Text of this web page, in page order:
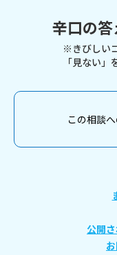
辛口の答
※きびしい
「見ない
この相談
公開